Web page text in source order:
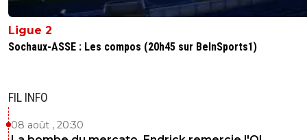
Ligue 2
Sochaux-ASSE : Les compos (20h45 sur BeInSports1)
FIL INFO
08 août , 20:30